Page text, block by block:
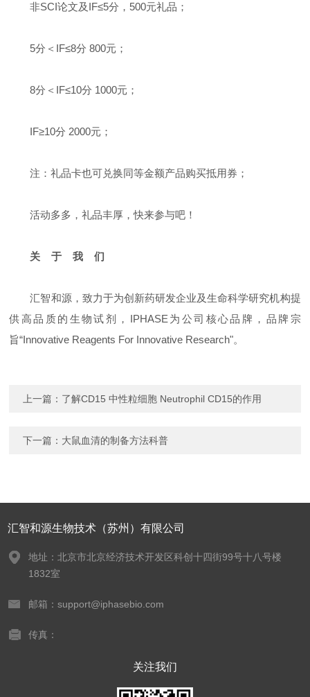
非SCI论文及IF≤5分，500元礼品；
5分＜IF≤8分 800元；
8分＜IF≤10分 1000元；
IF≥10分 2000元；
注：礼品卡也可兑换同等金额产品购买抵用券；
活动多多，礼品丰厚，快来参与吧！
关 于 我 们
汇智和源，致力于为创新药研发企业及生命科学研究机构提
供高品质的生物试剂，IPHASE为公司核心品牌，品牌宗
旨“Innovative Reagents For Innovative Research"。
上一篇： 了解CD15 中性粒细胞 Neutrophil CD15的作用
下一篇： 大鼠血清的制备方法科普
汇智和源生物技术（苏州）有限公司
地址：北京市北京经济技术开发区科创十四街99号十八号楼
1832室
邮箱：support@iphasebio.com
传真：
关注我们